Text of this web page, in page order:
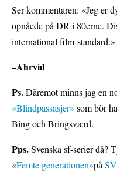
Ser kommentaren: «Jeg er
opnåede på DR i 80erne.
international film-standard.»
–Ahrvid
Ps.Däremot minns jag en
«Blindpassasjer» som bör
Bing och Bringsværd.
Pps.Svenska sf-serier då?
«Femte generationen»på